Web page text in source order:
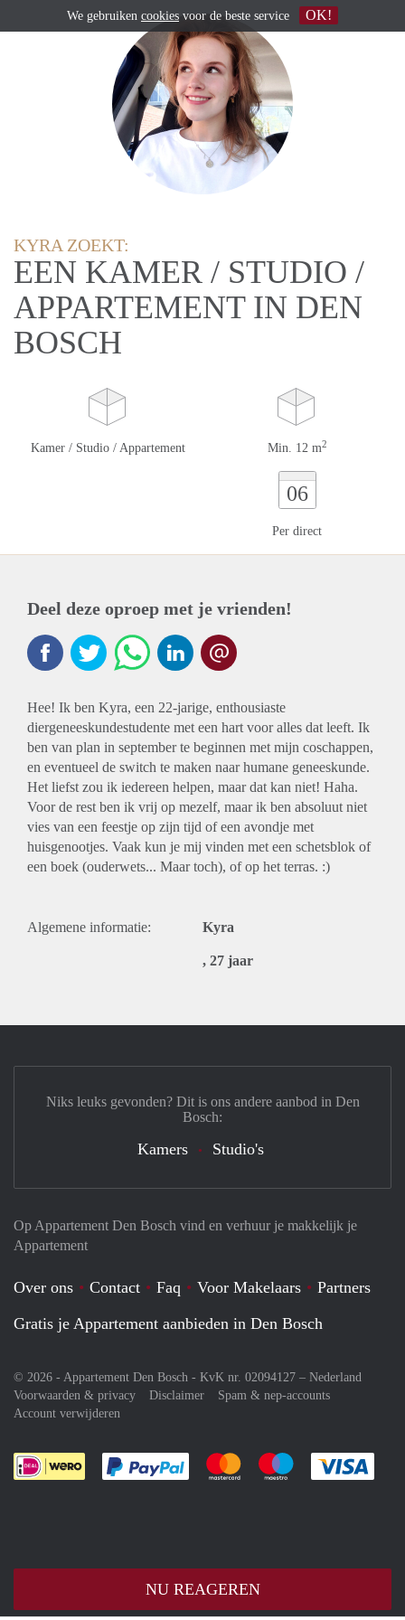
KYRA ZOEKT:
EEN KAMER / STUDIO /
APPARTEMENT IN DEN
BOSCH
Kamer / Studio / Appartement Min. 12 m2
06
Per direct
Deel deze oproep met je vrienden!
Hee! Ik ben Kyra, een 22-jarige, enthousiaste
diergeneeskundestudente met een hart voor alles dat leeft. Ik
ben van plan in september te beginnen met mijn coschappen,
en eventueel de switch te maken naar humane geneeskunde.
Het liefst zou ik iedereen helpen, maar dat kan niet! Haha.
Voor de rest ben ik vrij op mezelf, maar ik ben absoluut niet
vies van een feestje op zijn tijd of een avondje met
huisgenootjes. Vaak kun je mij vinden met een schetsblok of
een boek (ouderwets... Maar toch), of op het terras. :)
Algemene informatie: Kyra
, 27 jaar
NU REAGEREN
Op Appartement Den Bosch vind en verhuur je makkelijk je
Appartement
Over ons Contact Faq Voor Makelaars
Partners
Gratis je Appartement aanbieden in Den Bosch
© 2026 - Appartement Den Bosch - KvK nr. 02094127 – Nederland
Voorwaarden & privacy
Disclaimer
Spam & nep-accounts
Account verwijderen
Je rekent gemakkelijk af met Paypal
Je rekent gemakkelijk af met
Je rekent
Niks leuks gevonden? Dit is ons andere aanbod in Den
Bosch:
Kamers Studio's
We gebruiken cookies voor de beste service OK!